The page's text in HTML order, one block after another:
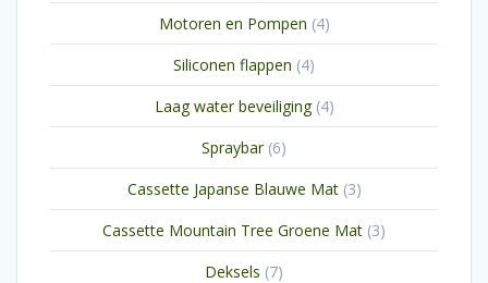
Motoren en Pompen 44
producten
Siliconen flappen 44
producten
Laag water beveiliging 44
producten
Spraybar 66
producten
Cassette Japanse Blauwe Mat 33
producten
Cassette Mountain Tree Groene Mat 33
producten
Deksels 77